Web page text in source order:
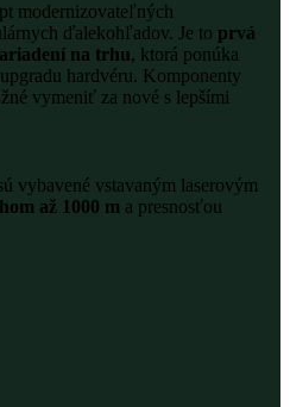
modernizovateľných
ďalekohľadov. Je to prvá
na trhu, ktorá ponúka
hardvéru. Komponenty
vymeniť za nové s lepšími
vybavené vstavaným laserovým
až 1000 m a presnosťou